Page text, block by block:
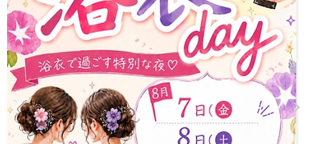
LINE X (旧Twitter)
お店のURLをコピー
女の子ログイン
店舗ログイン
新規会員登録
関東 静岡
東海 関西
中四国
沖縄 全国TOP